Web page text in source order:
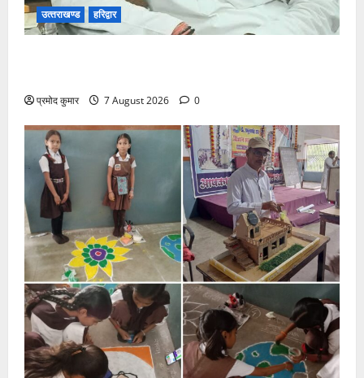
उत्‍तराखण्‍ड हरिद्वार
प्रमोद कुमार 7 August 2026 0